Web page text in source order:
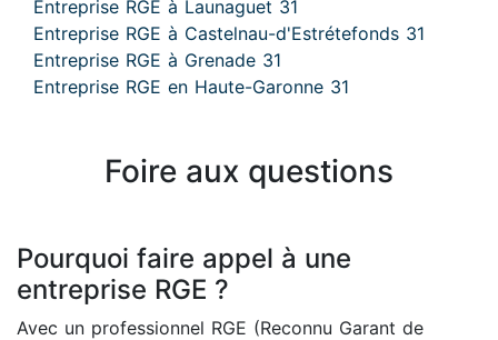
Entreprise RGE à Launaguet 31
Entreprise RGE à Castelnau-d'Estrétefonds 31
Entreprise RGE à Grenade 31
Entreprise RGE en Haute-Garonne 31
Foire aux questions
Pourquoi faire appel à une
entreprise RGE ?
Avec un professionnel RGE (Reconnu Garant de